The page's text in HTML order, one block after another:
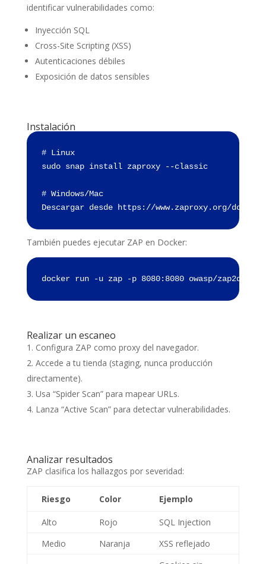
identificar vulnerabilidades como:
Inyección SQL
Cross-Site Scripting (XSS)
Autenticaciones débiles
Exposición de datos sensibles
Instalación
# Linux
sudo snap install zaproxy --classic
# Windows/Mac
Descargar desde https://www.zaproxy.org/
También puedes ejecutar ZAP en Docker:
docker run -u zap -p 8080:8080 owasp/
Realizar un escaneo
Configura ZAP como proxy del navegador.
Accede a tu tienda (staging, nunca producción
directamente).
Usa “Spider Scan” para mapear URLs.
Lanza “Active Scan” para detectar vulnerabilidades.
Analizar resultados
ZAP clasifica los hallazgos por severidad:
Riesgo Color Ejemplo
Alto Rojo
SQL Injection
Medio
Naranja
XSS reflejado